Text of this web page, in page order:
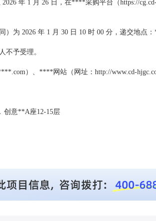
年 1 月 26 日，在****采购平台（https://
）为 2026 年 1 月 30 日 10 时 00 分，递交地点
不予受理。
）、****网站（网址：http://www.cd-
创意**A座12-15层